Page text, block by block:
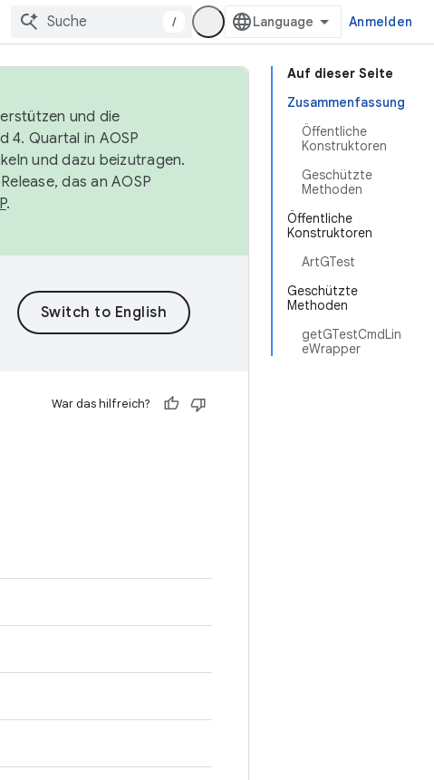
/ Anmelden
Auf dieser Seite
Zusammenfassung
Öffentliche
Konstruktoren
Geschützte
Methoden
Öffentliche
Konstruktoren
ArtGTest
Geschützte
Methoden
getGTestCmdLin
eWrapper
und die
4. Quartal in AOSP
und dazu beizutragen.
das an AOSP
.
War das hilfreich?